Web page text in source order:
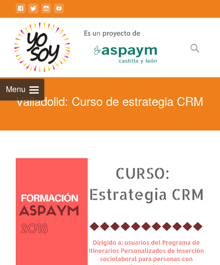
Saltar
contenido
principal
Menu
Buscar:
Valladolid: Curso de estrategia CRM